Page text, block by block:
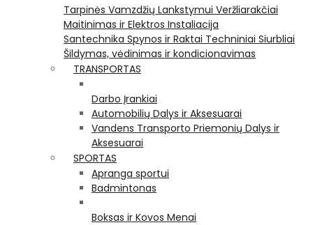
Tarpinės Vamzdžių Lankstymui Veržliarakčiai
Maitinimas ir Elektros Instaliacija
Santechnika Spynos ir Raktai Techniniai Siurbliai
Šildymas, vėdinimas ir kondicionavimas
TRANSPORTAS
Darbo Įrankiai
Automobilių Dalys ir Aksesuarai
Vandens Transporto Priemonių Dalys ir
Aksesuarai
SPORTAS
Apranga sportui
Badmintonas
Boksas ir Kovos Menai